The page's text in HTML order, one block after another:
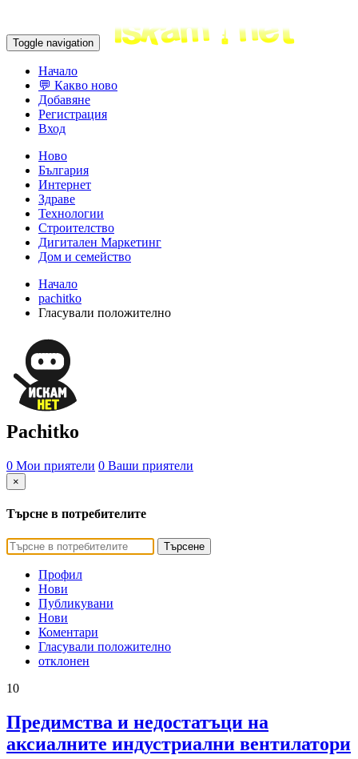
Toggle navigation
Начало
💬 Какво ново
Добавяне
Регистрация
Вход
Ново
България
Интернет
Здраве
Технологии
Строителство
Дигитален Маркетинг
Дом и семейство
Начало
pachitko
Гласували положително
Pachitko
0 Мои приятели 0 Ваши приятели
×
Търсне в потребителите
Търсене
Профил
Нови
Публикувани
Нови
Коментари
Гласували положително
отклонен
10
Предимства и недостатъци на
аксиалните индустриални вентилатори